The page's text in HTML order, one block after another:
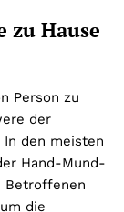
zu Hause
Person zu
der
den meisten
Hand-Mund-
Betroffenen
die